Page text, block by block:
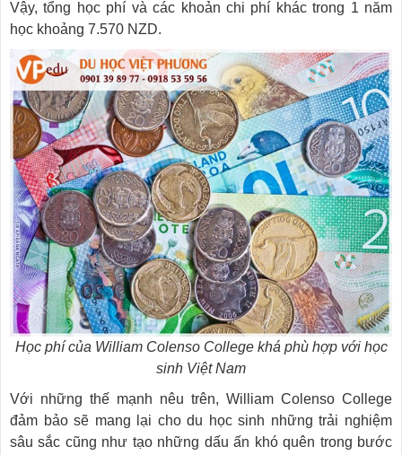
Vậy, tổng học phí và các khoản chi phí khác trong 1 năm
học khoảng 7.570 NZD.
Học phí của William Colenso College khá phù hợp với học
sinh Việt Nam
Với những thế mạnh nêu trên, William Colenso College
đảm bảo sẽ mang lại cho du học sinh những trải nghiệm
sâu sắc cũng như tạo những dấu ấn khó quên trong bước